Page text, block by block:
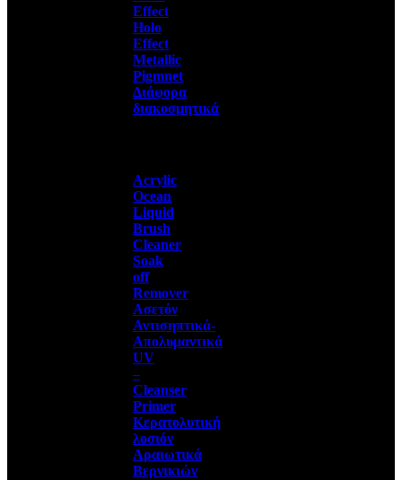
Effect
Holo
Effect
Metallic
Pigmnet
Διάφορα
διακοσμητικά
Acrylic
Ocean
Liquid
Brush
Cleaner
Soak
off
Remover
Ασετόν
Αντισηπτικά-
Απολυμαντικά
UV
–
Cleanser
Primer
Κερατολυτική
λοσιόν
Αραιωτικά
Βερνικιών